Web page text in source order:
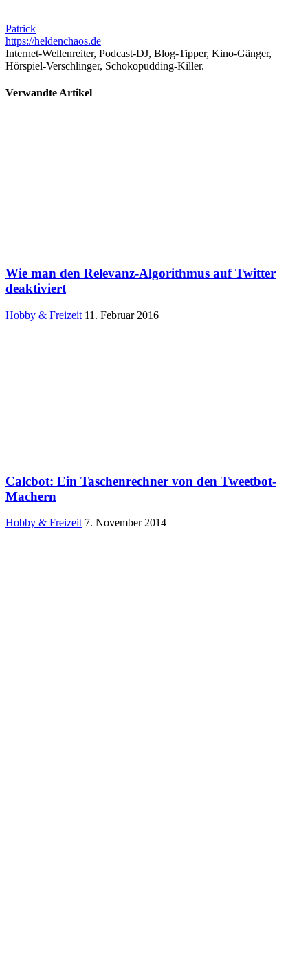
Patrick
https://heldenchaos.de
Internet-Wellenreiter, Podcast-DJ, Blog-Tipper, Kino-Gänger,
Hörspiel-Verschlinger, Schokopudding-Killer.
Verwandte Artikel
Wie man den Relevanz-Algorithmus auf Twitter
deaktiviert
Hobby & Freizeit 11. Februar 2016
Calcbot: Ein Taschenrechner von den Tweetbot-
Machern
Hobby & Freizeit 7. November 2014